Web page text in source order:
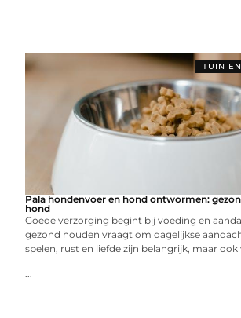
TUIN
Pala hondenvoer en hond ontwormen:
hond
Goede verzorging begint bij voeding en
gezond houden vraagt om dagelijkse
spelen, rust en liefde zijn belangrijk, maar ook
...